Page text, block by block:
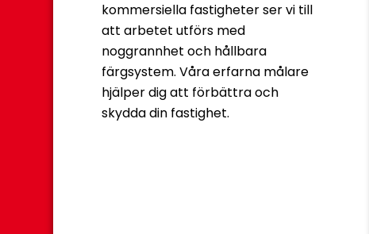
kommersiella fastigheter ser vi till
att arbetet utförs med
noggrannhet och hållbara
färgsystem. Våra erfarna målare
hjälper dig att förbättra och
skydda din fastighet.